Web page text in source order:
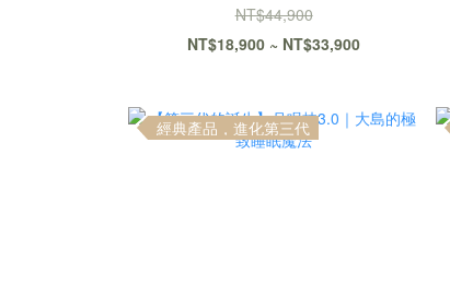
NT$44,900
NT$18,900 ~ NT$33,900
經典產品，進化第三代